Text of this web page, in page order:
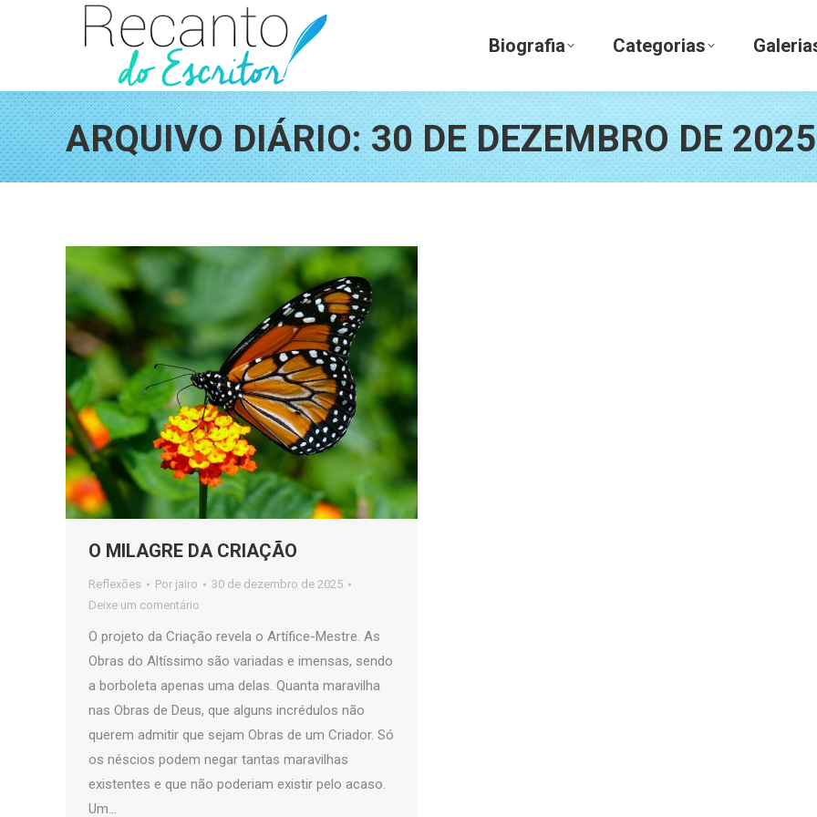
Biografia Categorias
ARQUIVO DIÁRIO:30 DE DEZEMBRO DE 2025
O MILAGRE DA CRIAÇÃO
Reflexões Por jairo
30 de dezembro de 2025
Deixe um comentário
O projeto da Criação revela o Artífice-Mestre. As
Obras do Altíssimo são variadas e imensas, sendo
a borboleta apenas uma delas. Quanta maravilha
nas Obras de Deus, que alguns incrédulos não
querem admitir que sejam Obras de um Criador. Só
os néscios podem negar tantas maravilhas
existentes e que não poderiam existir pelo acaso.
Um…